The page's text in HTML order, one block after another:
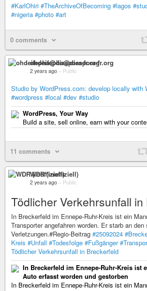
#KarlOhiri #TheArchiveOfBecoming #lagos
#nigeria #photo #art
0 comments
ohdeifepha@diaspora-fr.org
2 years ago – Public
Studio by WordPress.com: develop locally with
#wordpress #local #dev #studio
WordPress, Your Way
Build a site, sell online, earn with your
11 comments
WDR (inoffiziell)
2 years ago – Public
Tödlicher Verkehrsunfall
In Breckerfeld im Ennepe-Ruhr-Kreis ist ein
Transporter angefahren worden. Er starb an den
Verletzungen.#Regio-Beitrag #25092024
Kreis #Unfall #Todesfolge #Fußgänger
Tödlicher Verkehrsunfall in Breckerfeld
In Breckerfeld im Ennepe-Ruhr-Kreis ist
Auto erfasst worden und gestorben
In Breckerfeld im Ennepe-Ruhr-Kreis ist ein